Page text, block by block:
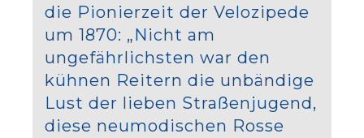
die Pionierzeit der Velozipede
um 1870: „Nicht am
ungefährlichsten war den
kühnen Reitern die unbändige
Lust der lieben Straßenjugend,
diese neumodischen Rosse